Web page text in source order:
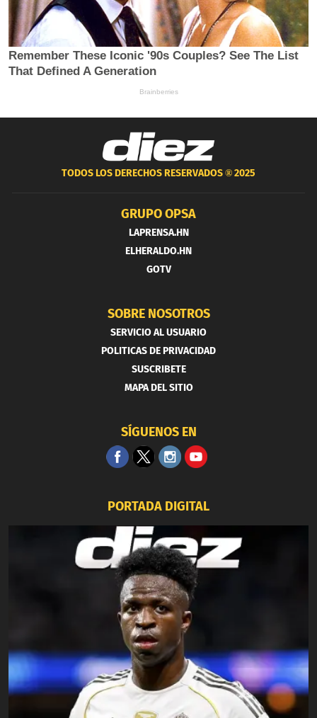
TODOS LOS DERECHOS RESERVADOS ®2025
GRUPO OPSA
LAPRENSA.HN
ELHERALDO.HN
GOTV
SOBRE NOSOTROS
SERVICIO AL USUARIO
POLITICAS DE PRIVACIDAD
SUSCRIBETE
MAPA DEL SITIO
SÍGUENOS EN
PORTADA DIGITAL